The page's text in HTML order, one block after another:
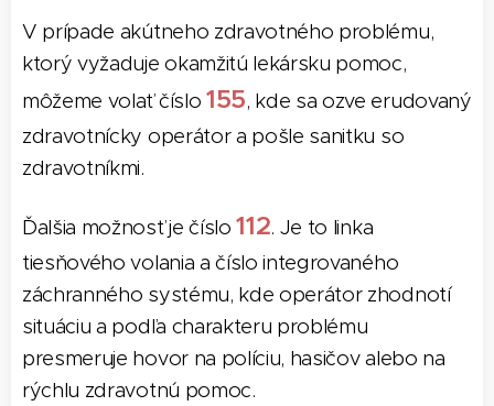
V prípade akútneho zdravotného problému,
ktorý vyžaduje okamžitú lekársku pomoc,
môžeme volať číslo 155, kde sa ozve erudovaný
zdravotnícky operátor a pošle sanitku so
zdravotníkmi.
Ďalšia možnosť je číslo112. Je to linka
tiesňového volania a číslo integrovaného
záchranného systému, kde operátor zhodnotí
situáciu a podľa charakteru problému
presmeruje hovor na políciu, hasičov alebo na
rýchlu zdravotnú pomoc.